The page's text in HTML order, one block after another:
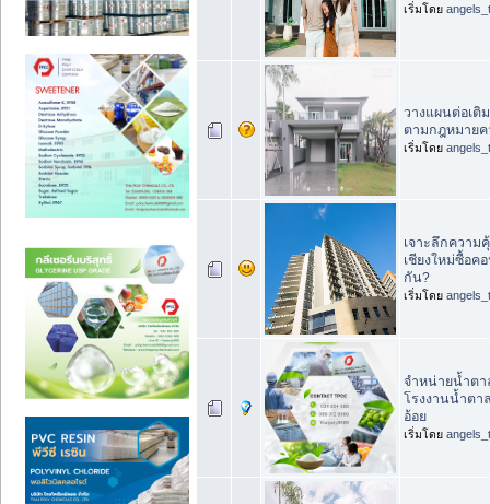
เริ่มโดย
วางแผนต่อเติ
ตามกฎหมาย
เริ่มโดย
เจาะลึกความ
เชียงใหม่ซื้อค
กัน?
เริ่มโดย
จำหน่ายน้ำตา
โรงงานน้ำตา
อ้อย
เริ่มโดย